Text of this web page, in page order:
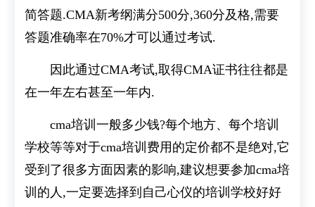
简答题.CMA新考纲满分500分,360分及格,需要
答题准确率在70%才可以通过考试.
因此通过CMA考试,取得CMA证书往往都是
在一年左右甚至一年内.
cma培训一般多少钱?每个地方、每个培训
学校等等对于cma培训费用的定价都不是绝对,它
受到了很多方面因素的影响,建议想要参加cma培
训的人,一定要选择到自己心仪的培训学校好好